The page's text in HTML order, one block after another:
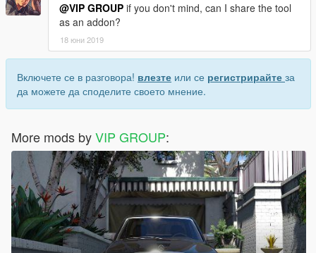
@VIP GROUP if you don't mind, can I share the tool
as an addon?
18 юни 2019
Включете се в разговора! влезте или се регистрирайте за
да можете да споделите своето мнение.
More mods byVIP GROUP: